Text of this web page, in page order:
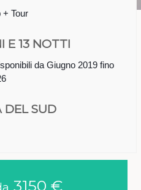
+ Tour
E 13 NOTTI
da Giugno 2019 fino
DEL SUD
3150 €